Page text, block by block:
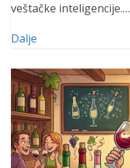
veštačke inteligencije.…
Dalje